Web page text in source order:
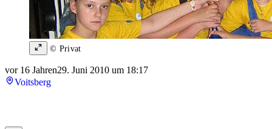
© Privat
vor 16 Jahren29. Juni 2010 um 18:17
Voitsberg